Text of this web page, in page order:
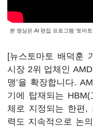
본 영상은 AI 편집 프로그램 '토마
[뉴스토마토 배덕훈
시장 2위 업체인AMD
맹’을 확장합니다.
기에 탑재되는 HBM(
체로 지정되는 한편,
력도 지속적으로 논